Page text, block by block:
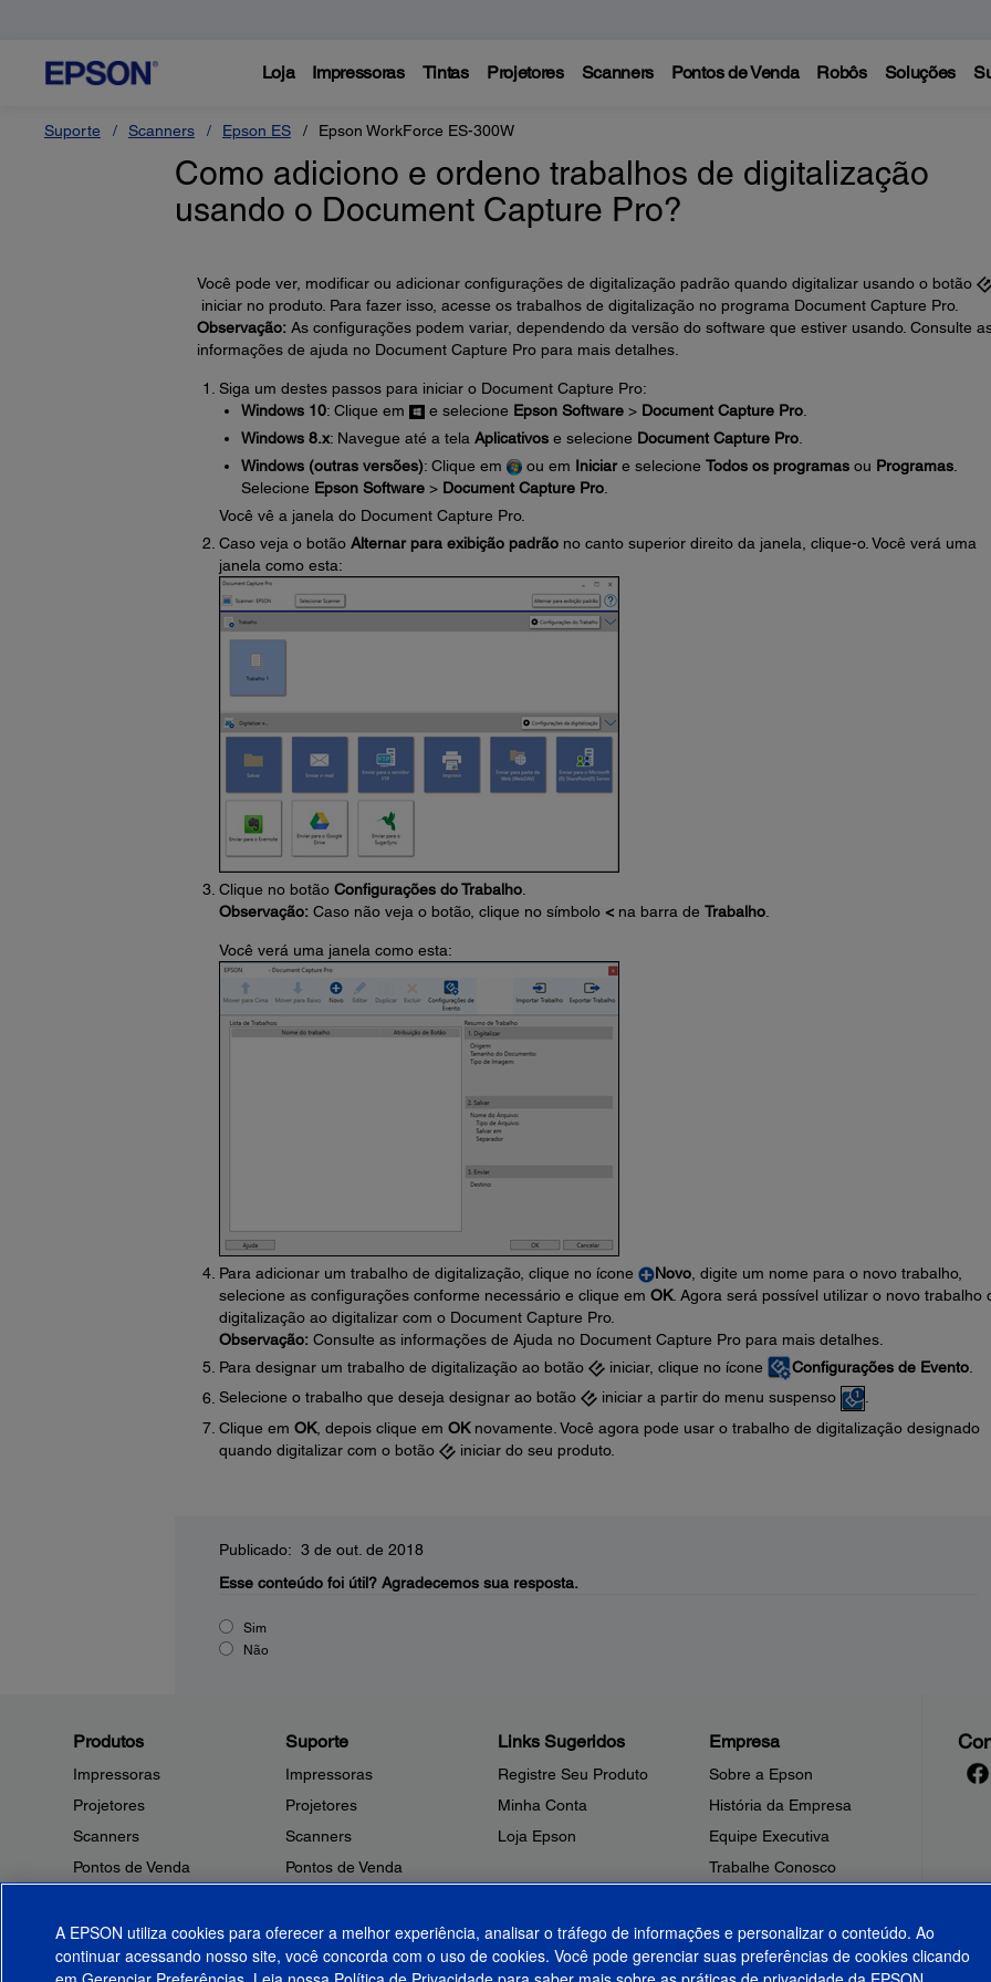
Loja Impressoras Tintas Projetores Scanners Pontos de Venda Robôs Soluções
Suporte Scanners Epson ES Epson WorkForce ES-300W
Como adiciono e ordeno trabalhos de digitalização
usando o Document Capture Pro?
Você pode ver, modificar ou adicionar configurações de digitalização padrão quando digitalizar usando o botão
iniciar no produto. Para fazer isso, acesse os trabalhos de digitalização no programa Document Capture Pro.
Observação:As configurações podem variar, dependendo da versão do software que estiver usando. Consulte
informações de ajuda no Document Capture Pro para mais detalhes.
Siga um destes passos para iniciar o Document Capture Pro:
Windows 10: Clique em e selecione Epson Software> Document Capture Pro.
Windows 8.x: Navegue até a tela Aplicativose selecione Document Capture Pro.
Windows (outras versões): Clique em ou em Iniciare selecione Todos os programasou Programas.
Selecione Epson Software> Document Capture Pro.
Você vê a janela do Document Capture Pro.
Caso veja o botão Alternar para exibição padrãono canto superior direito da janela, clique-o. Você verá uma
janela como esta:
Clique no botão Configurações do Trabalho.
Observação:Caso não veja o botão, clique no símbolo <na barra de Trabalho.
Você verá uma janela como esta:
Para adicionar um trabalho de digitalização, clique no ícone Novo, digite um nome para o novo trabalho,
selecione as configurações conforme necessário e clique em OK. Agora será possível utilizar o novo trabalho
digitalização ao digitalizar com o Document Capture Pro.
Observação:Consulte as informações de Ajuda no Document Capture Pro para mais detalhes.
Para designar um trabalho de digitalização ao botão
iniciar, clique no ícone Configurações de Evento.
Selecione o trabalho que deseja designar ao botão
iniciar a partir do menu suspenso
.
Clique em OK, depois clique em OKnovamente. Você agora pode usar o trabalho de digitalização designado
quando digitalizar com o botão
iniciar do seu produto.
Publicado: 3 de out. de 2018
Esse conteúdo foi útil? Agradecemos sua resposta.
Sim
Não
Produtos
Impressoras
Projetores
Scanners
Pontos de Venda
Microdispositivos
Tintas
Suporte
Impressoras
Projetores
Scanners
Pontos de Venda
Outros Produtos
Notificações de Segurança
Links Sugeridos
Registre Seu Produto
Minha Conta
Loja Epson
Empresa
Sobre a Epson
História da Empresa
Equipe Executiva
Trabalhe Conosco
Fale Conosco
Shakira + Epson
A EPSON utiliza cookies para oferecer a melhor experiência, analisar o tráfego de informações e personalizar o conteúdo. Ao
continuar acessando nosso site, você concorda com o uso de cookies. Você pode gerenciar suas preferências de cookies clicando